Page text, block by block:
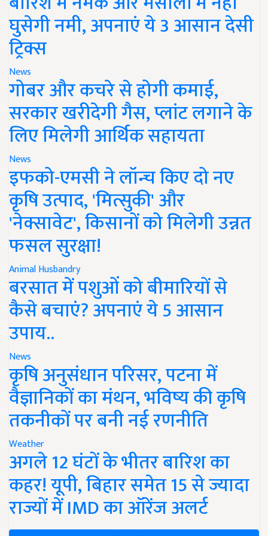
घुसेगी नमी, अपनाएं ये 3 आसान देसी
ट्रिक्स
News
गोबर और कचरे से होगी कमाई,
सरकार खरीदेगी गैस, प्लांट लगाने के
लिए मिलेगी आर्थिक सहायता
News
इफको-एमसी ने लॉन्च किए दो नए
कृषि उत्पाद, 'मित्सुकी' और
'नेक्सावेट', किसानों को मिलेगी उन्नत
फसल सुरक्षा!
Animal Husbandry
बरसात में पशुओं को बीमारियों से
कैसे बचाएं? अपनाएं ये 5 आसान
उपाय..
News
कृषि अनुसंधान परिसर, पटना में
वैज्ञानिकों का मंथन, भविष्य की कृषि
तकनीकों पर बनी नई रणनीति
Weather
अगले 12 घंटों के भीतर बारिश का
कहर! यूपी, बिहार समेत 15 से ज्यादा
राज्यों में IMD का ऑरेंज अलर्ट